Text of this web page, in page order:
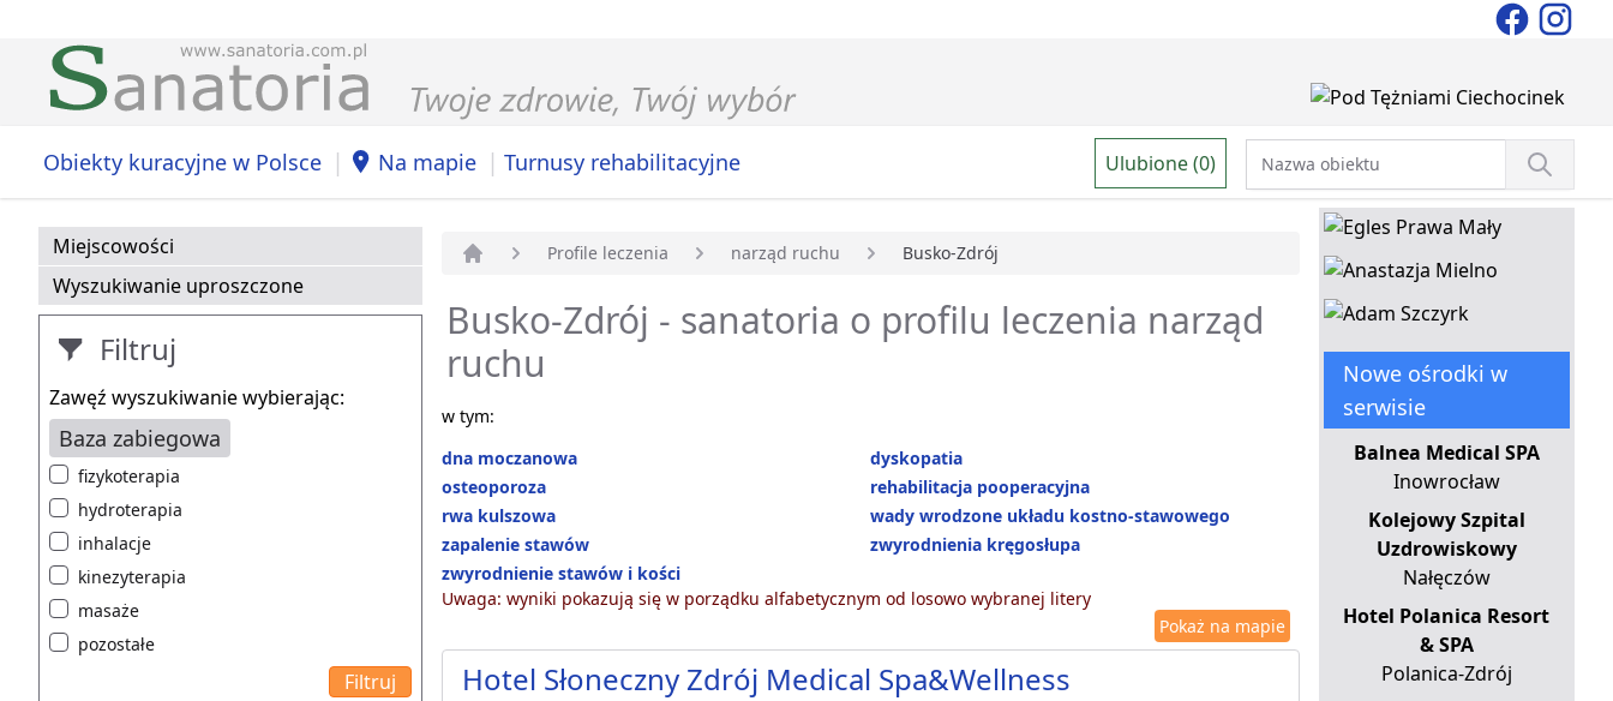
Obiekty kuracyjne w Polsce | Na mapie | Turnusy rehabilitacyjne Ulubione (0)
Miejscowości
Wyszukiwanie uproszczone
Filtruj
Zawęź wyszukiwanie wybierając:
Baza zabiegowa
fizykoterapia
hydroterapia
inhalacje
kinezyterapia
masaże
pozostałe
Profile leczenia narząd ruchu Busko-Zdrój
Busko-Zdrój - sanatoria o profilu leczenia narząd
ruchu
w tym:
dna moczanowa
dyskopatia
osteoporoza
rehabilitacja pooperacyjna
rwa kulszowa
wady wrodzone układu kostno-stawowego
zapalenie stawów
zwyrodnienia kręgosłupa
zwyrodnienie stawów i kości
Uwaga: wyniki pokazują się w porządku alfabetycznym od losowo wybranej litery
Pokaż na mapie
Hotel Słoneczny Zdrój Medical Spa&Wellness
Nowe ośrodki w
serwisie
Balnea Medical SPA
Inowrocław
Kolejowy Szpital
Uzdrowiskowy
Nałęczów
Hotel Polanica Resort
& SPA
Polanica-Zdrój